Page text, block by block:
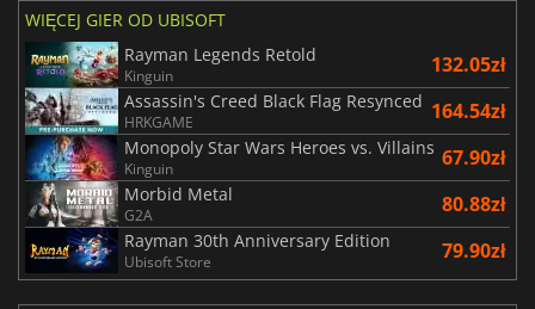
WIĘCEJ GIER OD UBISOFT
Rayman Legends Retold
Kinguin 132.05zł
Assassin's Creed Black Flag Resynced
HRKGAME 164.54zł
Monopoly Star Wars Heroes vs. Villains
Kinguin 67.90zł
Morbid Metal
G2A 80.88zł
Rayman 30th Anniversary Edition
Ubisoft Store 79.90zł